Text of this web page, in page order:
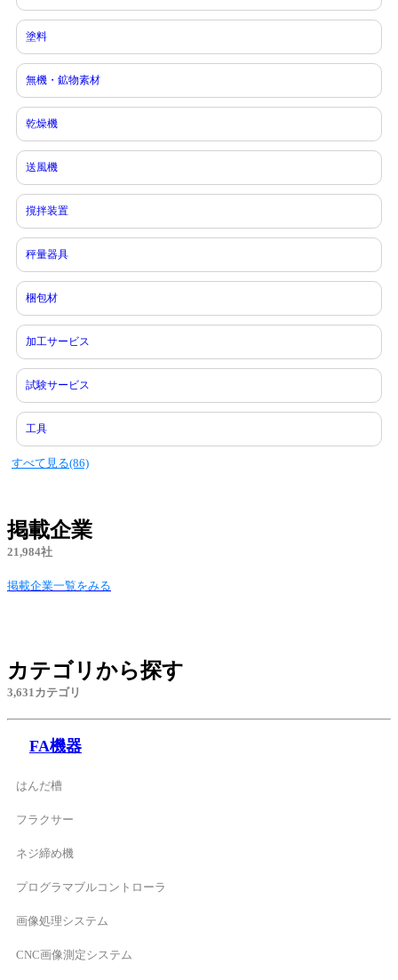
塗料
無機・鉱物素材
乾燥機
送風機
撹拌装置
秤量器具
梱包材
加工サービス
試験サービス
工具
すべて見る(86)
掲載企業
21,984社
掲載企業一覧をみる
カテゴリから探す
3,631カテゴリ
FA機器
はんだ槽
フラクサー
ネジ締め機
プログラマブルコントローラ
画像処理システム
CNC画像測定システム